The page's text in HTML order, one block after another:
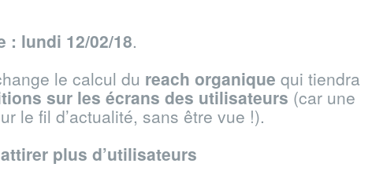
: lundi 12/02/18.
le calcul du reach organique qui tiendra
sur les écrans des utilisateurs(car une
le fil d’actualité, sans être vue !).
plus d’utilisateurs